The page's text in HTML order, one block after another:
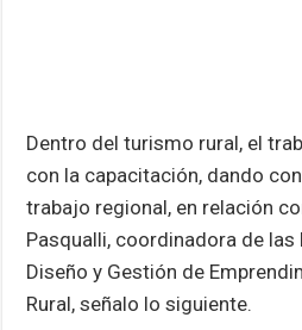
Dentro del turismo rural, el
con la capacitación, dando
trabajo regional, en relación
Pasqualli, coordinadora de
Diseño y Gestión de
Rural, señalo lo siguiente.